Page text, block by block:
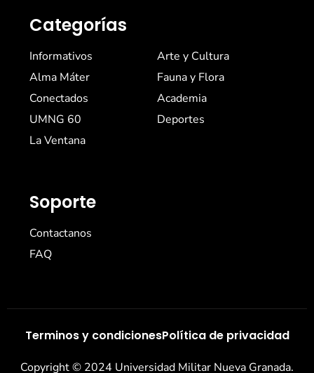
Categorías
Informativos
Alma Máter
Conectados
UMNG 60
La Ventana
Arte y Cultura
Fauna y Flora
Academia
Deportes
Soporte
Contactanos
FAQ
Terminos y condicionesPolítica de privacidad
Copyright © 2024 Universidad Militar Nueva Granada.